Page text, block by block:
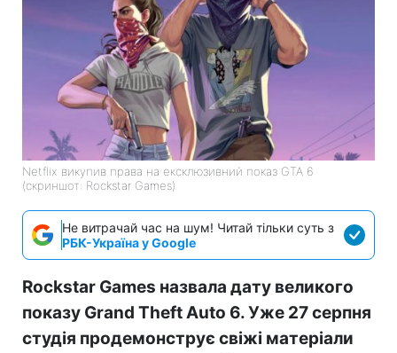
Netflix викупив права на ексклюзивний показ GTA 6
(скриншот: Rockstar Games)
Не витрачай час на шум! Читай тільки суть з
РБК-Україна у Google
Rockstar Games назвала дату великого
показу Grand Theft Auto 6. Уже 27 серпня
студія продемонструє свіжі матеріали